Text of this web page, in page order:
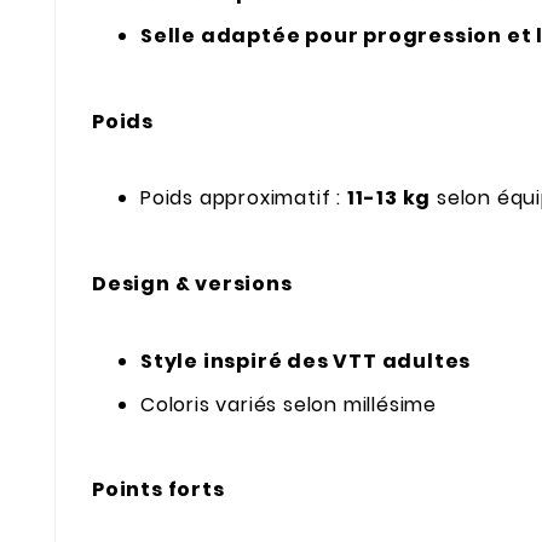
Selle adaptée pour progression et
Poids
Poids approximatif : 11-13 kg selon
Design & versions
Style inspiré des VTT adultes
Coloris variés selon millésime
Points forts